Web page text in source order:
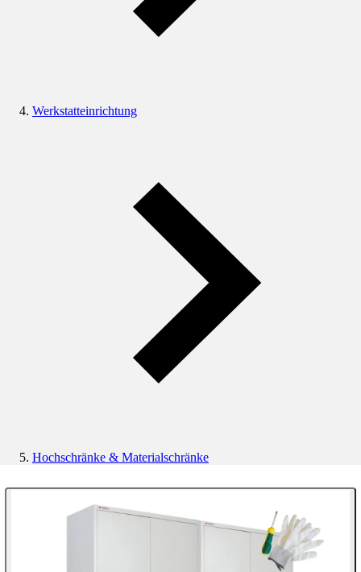
Werkstatteinrichtung
Hochschränke & Materialschränke